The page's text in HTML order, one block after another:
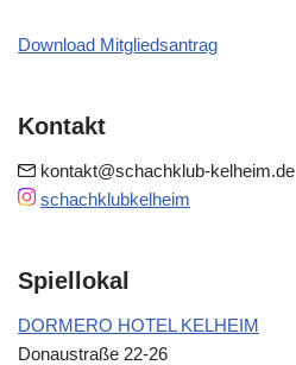
Download Mitgliedsantrag
Kontakt
kontakt@schachklub-kelheim.de
schachklubkelheim
Spiellokal
DORMERO HOTEL KELHEIM
Donaustraße 22-26